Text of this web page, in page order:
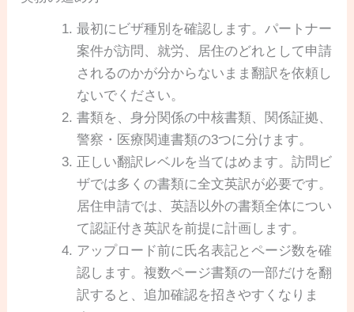
最初にビザ種別を確認します。パートナー
案件が訪問、就労、居住のどれとして申請
されるのかが分からないまま翻訳を依頼し
ないでください。
書類を、身分関係の中核書類、関係証拠、
警察・医療関連書類の3つに分けます。
正しい翻訳レベルを当てはめます。訪問ビ
ザでは多くの書類に全文英訳が必要です。
居住申請では、英語以外の書類全体につい
て認証付き英訳を前提に計画します。
アップロード前に氏名表記とページ数を確
認します。複数ページ書類の一部だけを翻
訳すると、追加確認を招きやすくなりま